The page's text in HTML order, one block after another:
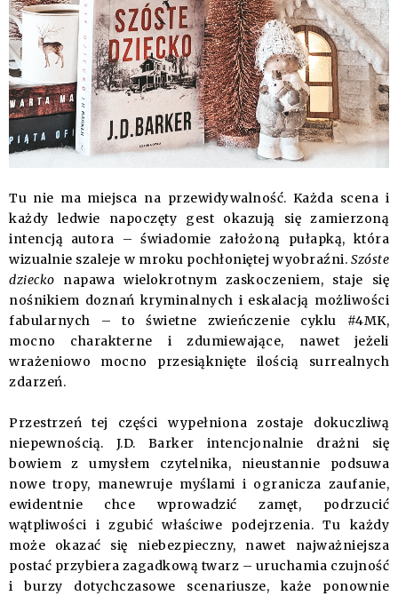
Tu nie ma miejsca na przewidywalność. Każda scena i
każdy ledwie napoczęty gest okazują się zamierzoną
intencją autora – świadomie założoną pułapką, która
wizualnie szaleje w mroku pochłoniętej wyobraźni. Szóste
dziecko napawa wielokrotnym zaskoczeniem, staje się
nośnikiem doznań kryminalnych i eskalacją możliwości
fabularnych – to świetne zwieńczenie cyklu #4MK,
mocno charakterne i zdumiewające, nawet jeżeli
wrażeniowo mocno przesiąknięte ilością surrealnych
zdarzeń.
Przestrzeń tej części wypełniona zostaje dokuczliwą
niepewnością. J.D. Barker intencjonalnie drażni się
bowiem z umysłem czytelnika, nieustannie podsuwa
nowe tropy, manewruje myślami i ogranicza zaufanie,
ewidentnie chce wprowadzić zamęt, podrzucić
wątpliwości i zgubić właściwe podejrzenia. Tu każdy
może okazać się niebezpieczny, nawet najważniejsza
postać przybiera zagadkową twarz – uruchamia czujność
i burzy dotychczasowe scenariusze, każe ponownie